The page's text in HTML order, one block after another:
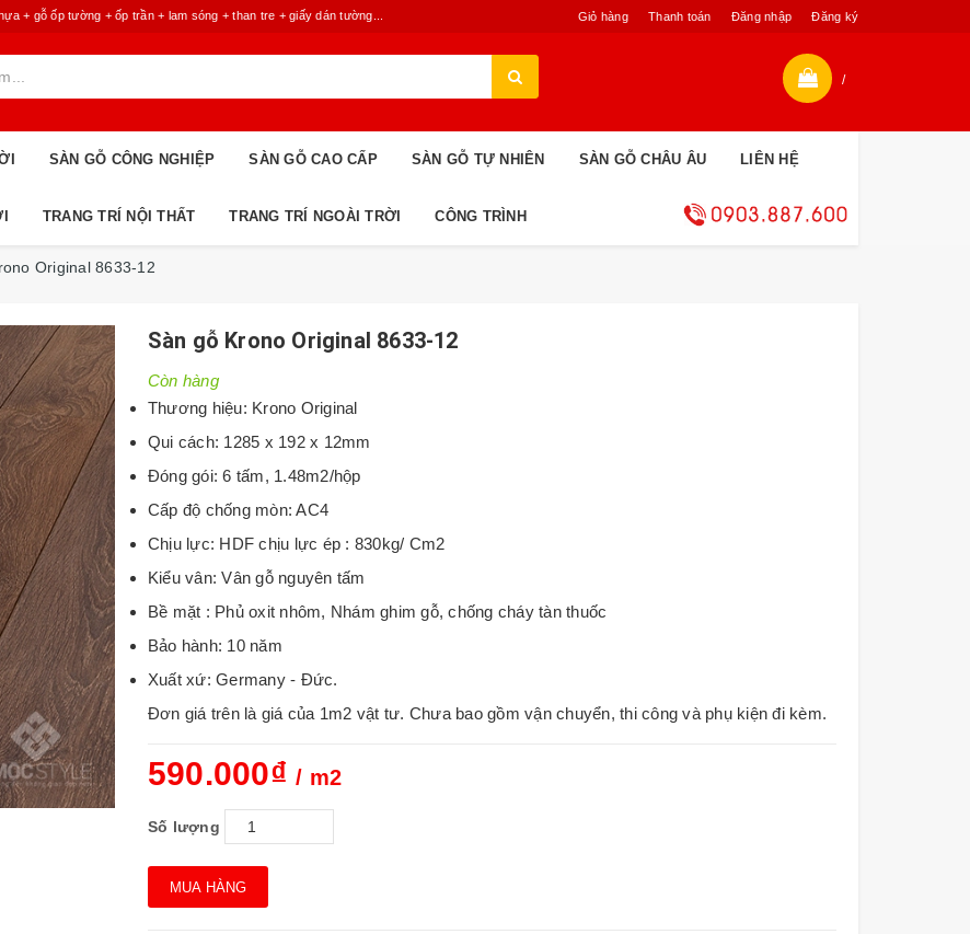
Giỏ hàng Thanh toán Đăng nhập Đăng ký
+ gỗ ốp tường + ốp trần + lam sóng + than tre + giấy dán tường...
/
SÀN GỖ CÔNG NGHIỆP SÀN GỖ CAO CẤP SÀN GỖ TỰ NHIÊN SÀN GỖ CHÂU ÂU LIÊN HỆ
TRANG TRÍ NỘI THẤT TRANG TRÍ NGOÀI TRỜI CÔNG TRÌNH
Original 8633-12
Sàn gỗ Krono Original 8633-12
Còn hàng
Thương hiệu: Krono Original
Qui cách: 1285 x 192 x 12mm
Đóng gói: 6 tấm, 1.48m2/hộp
Cấp độ chống mòn: AC4
Chịu lực: HDF chịu lực ép : 830kg/ Cm2
Kiểu vân: Vân gỗ nguyên tấm
Bề mặt : Phủ oxit nhôm, Nhám ghim gỗ, chống cháy tàn thuốc
Bảo hành: 10 năm
Xuất xứ: Germany - Đức.
Đơn giá trên là giá của 1m2 vật tư. Chưa bao gồm vận chuyển, thi công và phụ kiện đi kèm.
590.000₫/ m2
Số lượng
MUA HÀNG